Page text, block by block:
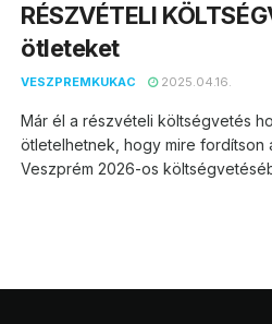
RÉSZVÉTELI
ötleteket
VESZPREMKUKAC 2025.04.16.
Már él a részvételi költségvetés
ötletelhetnek, hogy mire fordítson
Veszprém 2026-os